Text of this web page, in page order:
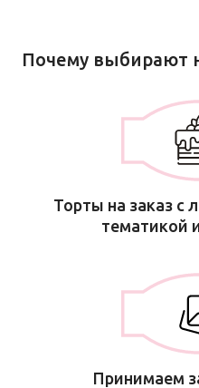
Почему выбирают
Торты на заказ
тематикой
Принимаем